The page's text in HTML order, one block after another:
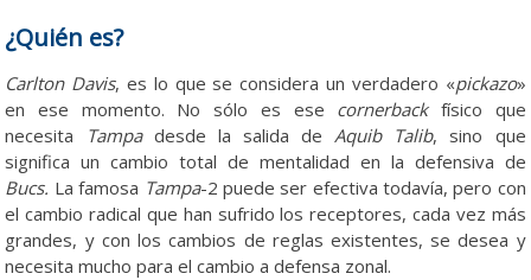
¿Quién es?
Carlton Davis, es lo que se considera un verdadero «pickazo»
en ese momento. No sólo es ese cornerbackfísico que
necesita
Tampadesde la salida deAquib Talib, sino que
significa un cambio total de mentalidad en la defensiva de
Bucs. La famosa Tampa-2 puede ser efectiva todavía, pero con
el cambio radical que han sufrido los receptores, cada vez más
grandes, y con los cambios de reglas existentes, se desea y
necesita mucho para el cambio a defensa zonal.